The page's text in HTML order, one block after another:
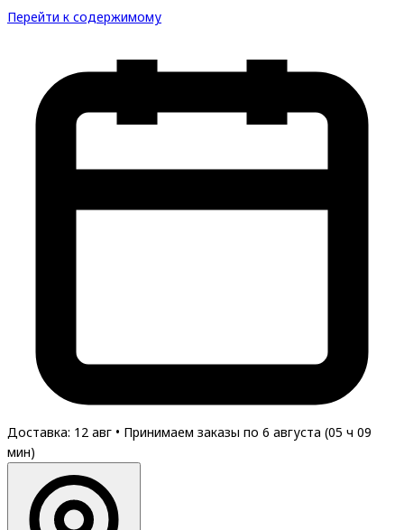
Перейти к содержимому
Доставка: 12 авг • Принимаем заказы по 6 августа (05 ч 09
мин)